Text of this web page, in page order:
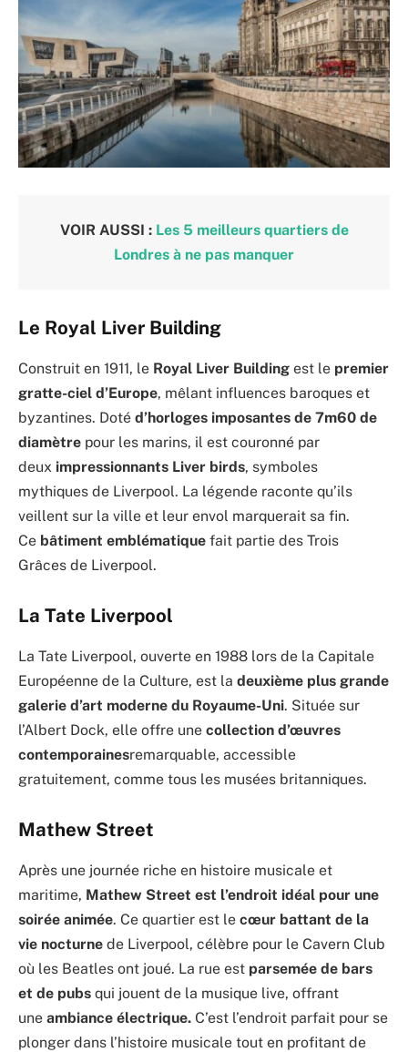
VOIR AUSSI : Les 5 meilleurs quartiers de
Londres à ne pas manquer
Le Royal Liver Building
Construit en 1911, le Royal Liver Building est le premier
gratte-ciel d’Europe, mêlant influences baroques et
byzantines. Doté d’horloges imposantes de 7m60 de
diamètre pour les marins, il est couronné par
deux impressionnants Liver birds, symboles
mythiques de Liverpool. La légende raconte qu’ils
veillent sur la ville et leur envol marquerait sa fin.
Ce bâtiment emblématique fait partie des Trois
Grâces de Liverpool.
La Tate Liverpool
La Tate Liverpool, ouverte en 1988 lors de la Capitale
Européenne de la Culture, est la deuxième plus grande
galerie d’art moderne du Royaume-Uni. Située sur
l’Albert Dock, elle offre une collection d’œuvres
contemporainesremarquable, accessible
gratuitement, comme tous les musées britanniques.
Mathew Street
Après une journée riche en histoire musicale et
maritime, Mathew Street est l’endroit idéal pour une
soirée animée. Ce quartier est le cœur battant de la
vie nocturne de Liverpool, célèbre pour le Cavern Club
où les Beatles ont joué. La rue est parsemée de bars
et de pubs qui jouent de la musique live, offrant
une ambiance électrique. C’est l’endroit parfait pour se
plonger dans l’histoire musicale tout en profitant de